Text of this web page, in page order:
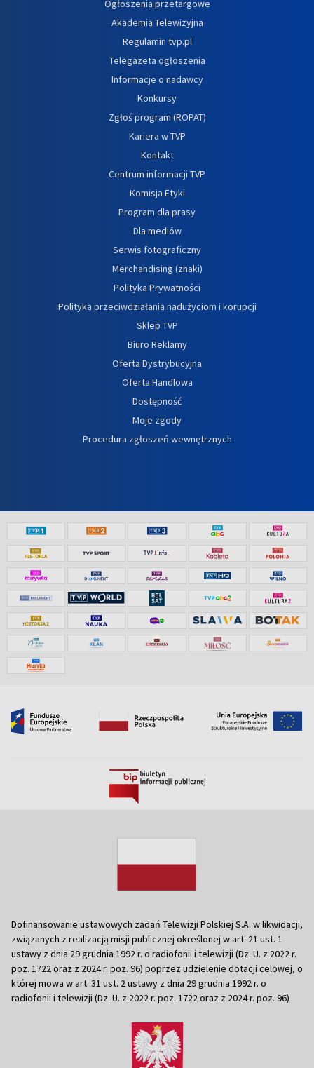
Ogłoszenia przetargowe
Akademia Telewizyjna
Regulamin tvp.pl
Telegazeta ogłoszenia
Informacje o nadawcy
Konkursy
Zgłoś program (ROPAT)
Kariera w TVP
Kontakt
Centrum informacji TVP
Komisja Etyki
Program dla prasy
Dla mediów
Serwis fotograficzny
Merchandising (znaki)
Polityka Prywatności
Polityka przeciwdziałania nadużyciom i korupcji
Sklep TVP
Biuro Reklamy
Oferta Dystrybucyjna
Oferta Handlowa
Dostępność
Moje zgody
Procedura zgłoszeń wewnętrznych
Dofinansowanie ustawowych zadań Telewizji Polskiej S.A. w likwidacji,
związanych z realizacją misji publicznej określonej w art. 21 ust. 1
ustawy z dnia 29 grudnia 1992 r. o radiofonii i telewizji (Dz. U. z 2022 r.
poz. 1722 oraz z 2024 r. poz. 96) poprzez udzielenie dotacji celowej, o
której mowa w art. 31 ust. 2 ustawy z dnia 29 grudnia 1992 r. o
radiofonii i telewizji (Dz. U. z 2022 r. poz. 1722 oraz z 2024 r. poz. 96)